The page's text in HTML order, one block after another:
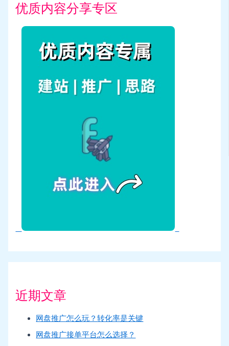
优质内容分享专区
近期文章
网盘推广怎么玩？转化率是关键
网盘推广接单平台怎么选择？